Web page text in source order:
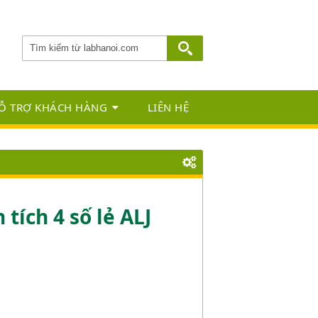
TRỢ KHÁCH HÀNG LIÊN HỆ
tích 4 số lẻ ALJ